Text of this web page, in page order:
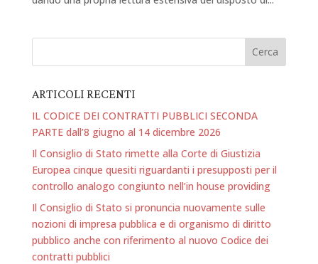
ARTICOLI RECENTI
IL CODICE DEI CONTRATTI PUBBLICI SECONDA
PARTE dall’8 giugno al 14 dicembre 2026
Il Consiglio di Stato rimette alla Corte di Giustizia
Europea cinque quesiti riguardanti i presupposti per il
controllo analogo congiunto nell’in house providing
Il Consiglio di Stato si pronuncia nuovamente sulle
nozioni di impresa pubblica e di organismo di diritto
pubblico anche con riferimento al nuovo Codice dei
contratti pubblici